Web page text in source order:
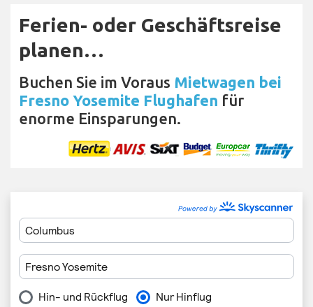
Ferien- oder Geschäftsreise
planen…
Buchen Sie im Voraus Mietwagen bei
Fresno Yosemite Flughafen für
enorme Einsparungen.